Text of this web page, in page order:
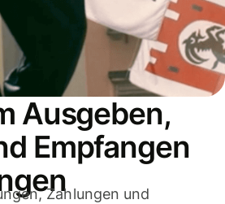
Ausgeben,
Empfangen
Zahlungen und